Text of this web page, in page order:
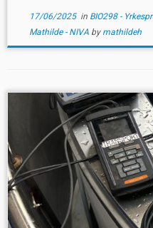
17/06/2025in BIO298 -
Mathilde - NIVA by mathildeh